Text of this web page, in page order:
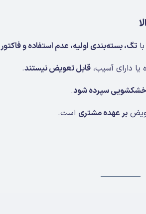
تگ، بسته‌بندی اولیه، عدم استفاده و فاکتور
دارای آسیب، قابل تعویض نیستند.
خشکشویی سپرده شود.
بر عهده مشتری است.